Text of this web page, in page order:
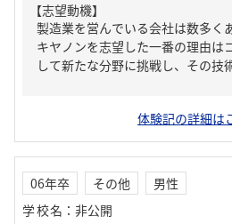
【志望動機】
製造業を営んでいる会社は数多く
キヤノンを志望した一番の理由は
して新たな分野に挑戦し、その技
体験記の詳細は
06年卒 その他
男性
学校名 ： 非公開